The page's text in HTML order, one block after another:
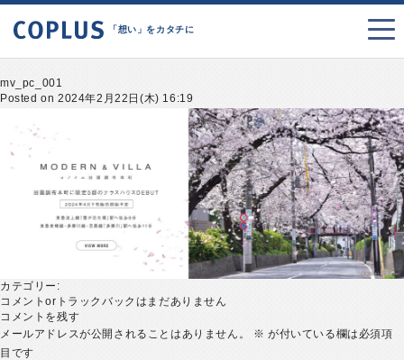
「想い」をカタチに
mv_pc_001
Posted on 2024年2月22日(木) 16:19
カテゴリー:
コメントorトラックバックはまだありません
コメントを残す
メールアドレスが公開されることはありません。
※ が付いている欄は必須項
目です